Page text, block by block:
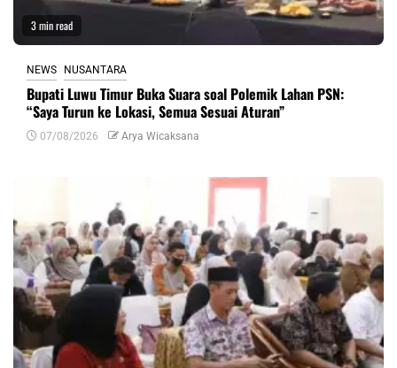
3 min read
NEWS NUSANTARA
Bupati Luwu Timur Buka Suara soal Polemik Lahan PSN:
“Saya Turun ke Lokasi, Semua Sesuai Aturan”
07/08/2026 Arya Wicaksana